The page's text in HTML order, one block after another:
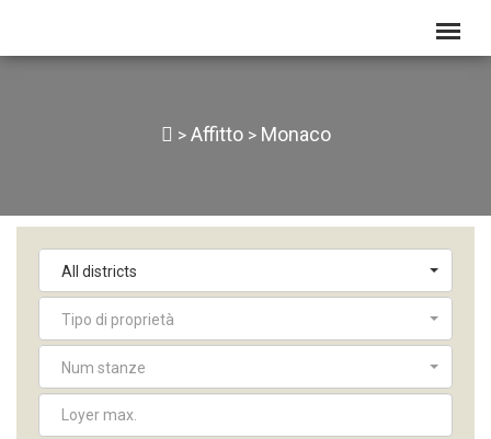
> Affitto > Monaco
All districts
Tipo di proprietà
Num stanze